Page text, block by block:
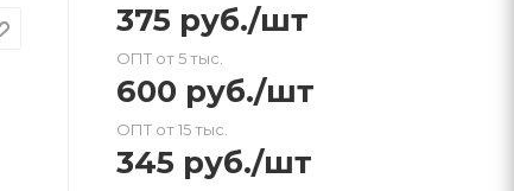
375 руб./шт
ОПТ от 5 тыс.
600 руб./шт
ОПТ от 15 тыс.
345 руб./шт